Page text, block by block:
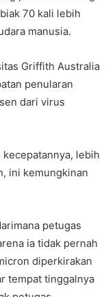
70 kali lebih
manusia.
Griffith Australia
penularan
dari virus
lebih
ini kemungkinan
petugas
ia tidak pernah
diperkirakan
tempat tinggalnya